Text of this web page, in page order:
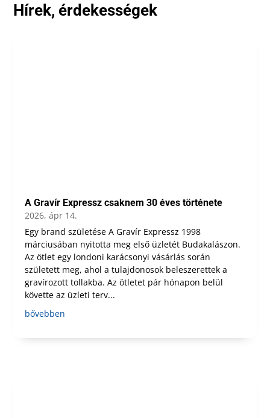
Hírek, érdekességek
A Gravír Expressz csaknem 30 éves története
2026, ápr 14.
Egy brand születése A Gravír Expressz 1998
márciusában nyitotta meg első üzletét Budakalászon.
Az ötlet egy londoni karácsonyi vásárlás során
született meg, ahol a tulajdonosok beleszerettek a
gravírozott tollakba. Az ötletet pár hónapon belül
követte az üzleti terv...
bővebben